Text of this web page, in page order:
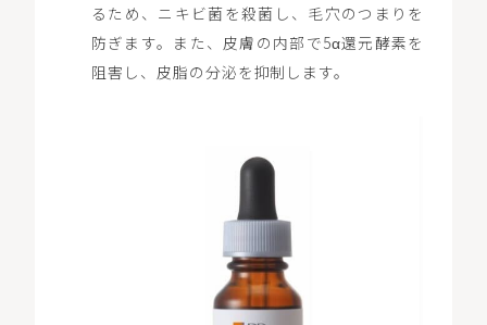
るため、ニキビ菌を殺菌し、毛穴のつまりを
防ぎます。また、皮膚の内部で5α還元酵素を
阻害し、皮脂の分泌を抑制します。